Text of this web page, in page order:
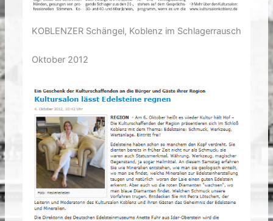
KOBLENZER Schängel, Koblenz im Schlagerrausch
Oktober 2012